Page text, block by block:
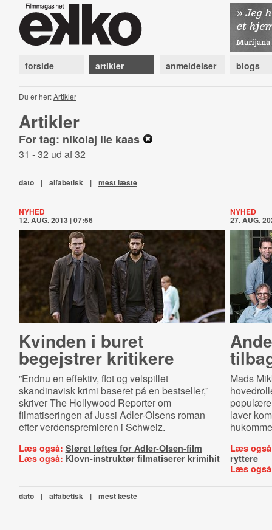
forside artikler anmeldelser blogs
Du er her:Artikler
Artikler
For tag: nikolaj lie kaas
31 - 32 ud af 32
dato | alfabetisk | mest læste
NYHED
12. AUG. 2013 | 07:56
Kvinden i buret
begejstrer kritikere
”Endnu en effektiv, flot og velspillet
skandinavisk krimi baseret på en bestseller,”
skriver The Hollywood Reporter om
filmatiseringen af Jussi Adler-Olsens roman
efter verdenspremieren i Schweiz.
Læs også: Sløret løftes for Adler-Olsen-film
Læs også: Klovn-instruktør filmatiserer krimihit
NYHED
27. AUG.
Mads
populære
laver
Læs
ryttere
Læs
dato | alfabetisk | mest læste